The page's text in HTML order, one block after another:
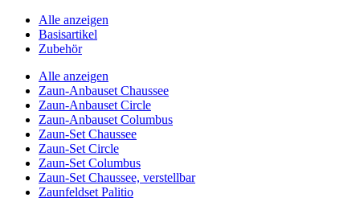
Alle anzeigen
Basisartikel
Zubehör
Alle anzeigen
Zaun-Anbauset Chaussee
Zaun-Anbauset Circle
Zaun-Anbauset Columbus
Zaun-Set Chaussee
Zaun-Set Circle
Zaun-Set Columbus
Zaun-Set Chaussee, verstellbar
Zaunfeldset Palitio